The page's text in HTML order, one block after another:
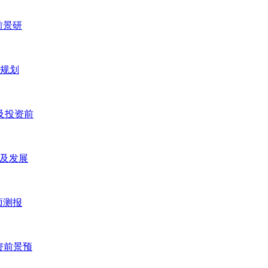
景研
划
投资前
发展
测报
前景预